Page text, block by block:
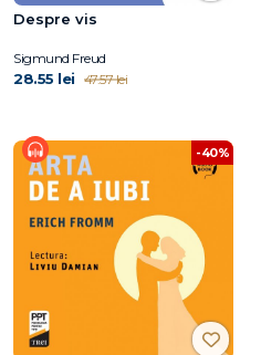
Despre vis
Sigmund Freud
28.55 lei 47.57 lei
-40%